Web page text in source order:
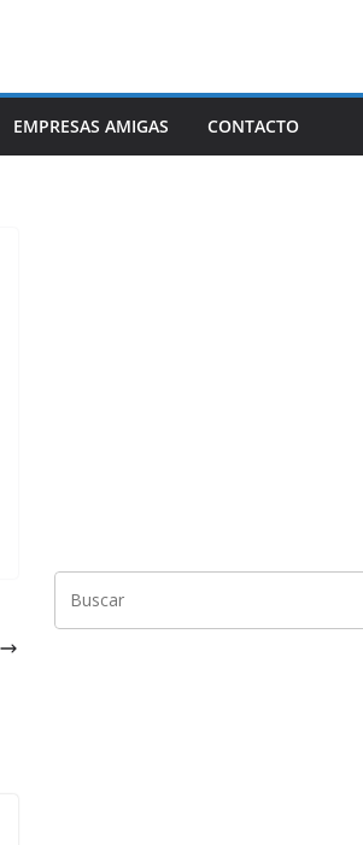
EMPRESAS AMIGAS CONTACTO